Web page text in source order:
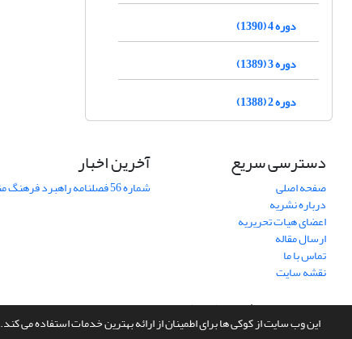
این وب سایت از کوکی ها برای اطمینان از ارائه بهترین خدمات استفاده می کند.
دوره 4 (1390)
دوره 3 (1389)
دوره 2 (1388)
دسترسی سریع
صفحه اصلی
درباره نشریه
اعضای هیات تحریریه
ارسال مقاله
تماس با ما
نقشه سایت
آخرین اخبار
شماره 56 فصلنامه راهبرد فرهنگ منتشر شد
سامانه مدیریت نشریات علمی.طراحی و پیاده سازی ازسیناوب